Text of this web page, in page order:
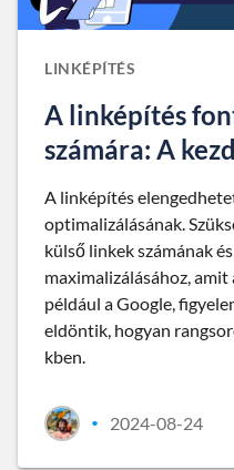
LINKÉPÍTÉS
A linképítés
számára: A
A linképítés
optimalizálásának.
külső linkek számának
maximalizálásához,
például a Google,
eldöntik, hogyan
kben.
• 2024-08-24